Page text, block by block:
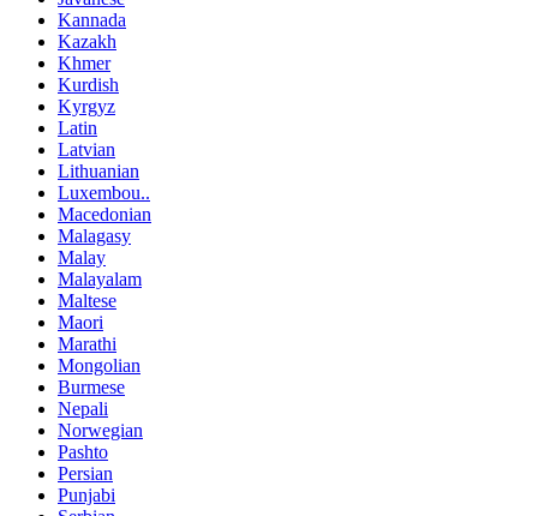
Kannada
Kazakh
Khmer
Kurdish
Kyrgyz
Latin
Latvian
Lithuanian
Luxembou..
Macedonian
Malagasy
Malay
Malayalam
Maltese
Maori
Marathi
Mongolian
Burmese
Nepali
Norwegian
Pashto
Persian
Punjabi